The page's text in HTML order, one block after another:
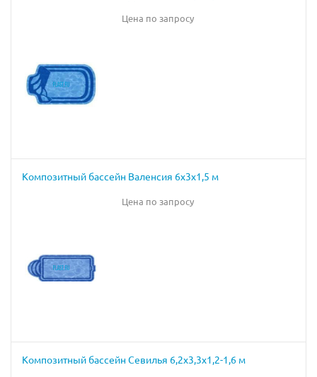
Цена по запросу
Композитный бассейн Валенсия 6х3х1,5 м
Цена по запросу
Композитный бассейн Севилья 6,2х3,3х1,2-1,6 м